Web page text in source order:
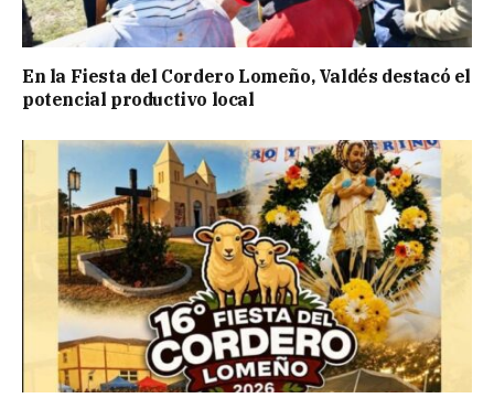
En la Fiesta del Cordero Lomeño, Valdés destacó el
potencial productivo local